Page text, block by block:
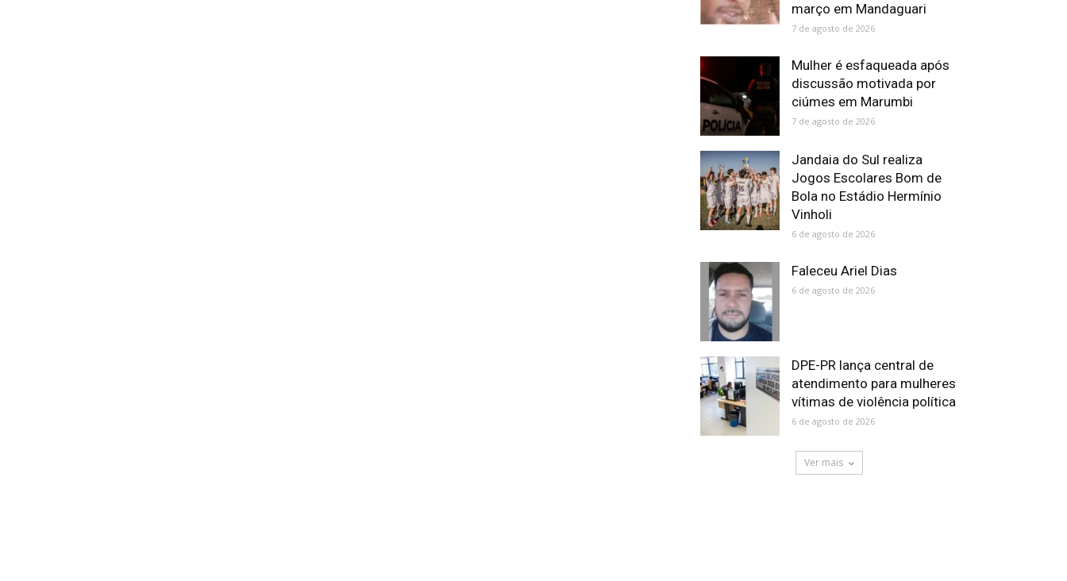
março em Mandaguari
7 de agosto de 2026
Mulher é esfaqueada após
discussão motivada por
ciúmes em Marumbi
7 de agosto de 2026
Jandaia do Sul realiza
Jogos Escolares Bom de
Bola no Estádio Hermínio
Vinholi
6 de agosto de 2026
Faleceu Ariel Dias
6 de agosto de 2026
DPE-PR lança central de
atendimento para mulheres
vítimas de violência política
6 de agosto de 2026
Ver mais